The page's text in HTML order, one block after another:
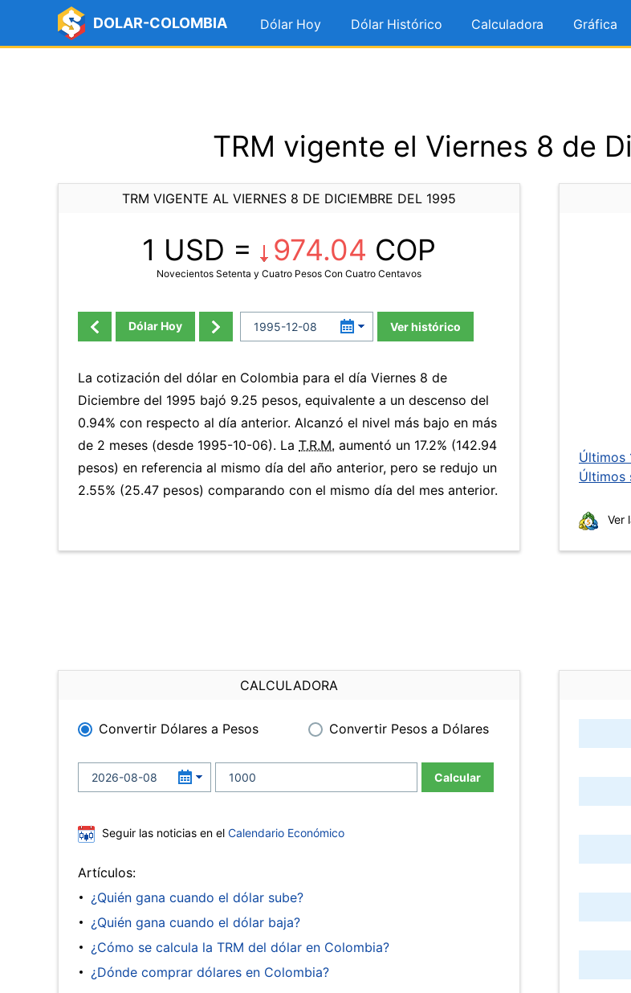
DOLAR-COLOMBIA Dólar Hoy Dólar Histórico Calculadora Gráfica
TRM vigente el Viernes 8 de
TRM VIGENTE AL VIERNES 8 DE DICIEMBRE DEL 1995
1 USD = 974.04 COP
Novecientos Setenta y Cuatro Pesos Con Cuatro Centavos
Dólar Hoy Ver histórico
La cotización del dólar en Colombia para el día Viernes 8 de
Diciembre del 1995 bajó 9.25 pesos, equivalente a un descenso del
0.94% con respecto al día anterior. Alcanzó el nivel más bajo en más
de 2 meses (desde 1995-10-06). La T.R.M. aumentó un 17.2% (142.94
pesos) en referencia al mismo día del año anterior, pero se redujo un
2.55% (25.47 pesos) comparando con el mismo día del mes anterior.
Últimos
Últimos
Ver
CALCULADORA
Convertir Dólares a Pesos Convertir Pesos a Dólares
Calcular
Seguir las noticias en el Calendario Económico
Artículos:
¿Quién gana cuando el dólar sube?
¿Quién gana cuando el dólar baja?
¿Cómo se calcula la TRM del dólar en Colombia?
¿Dónde comprar dólares en Colombia?